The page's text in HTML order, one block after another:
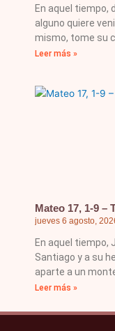
En aquel tiempo,
alguno quiere
mismo, tome su
Leer más »
Mateo 17, 1-9 –
jueves 6 agosto,
En aquel tiempo,
Santiago y a su
aparte a un
Leer más »